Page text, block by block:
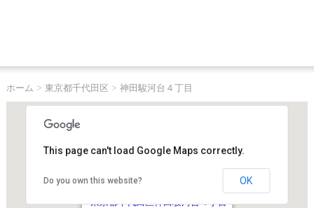
ホーム > 東京都千代田区 > 神田駿河台４丁目
東京都千代田区神田駿河台４丁目
This page can't load Google Maps correctly.
Do you own this website? OK